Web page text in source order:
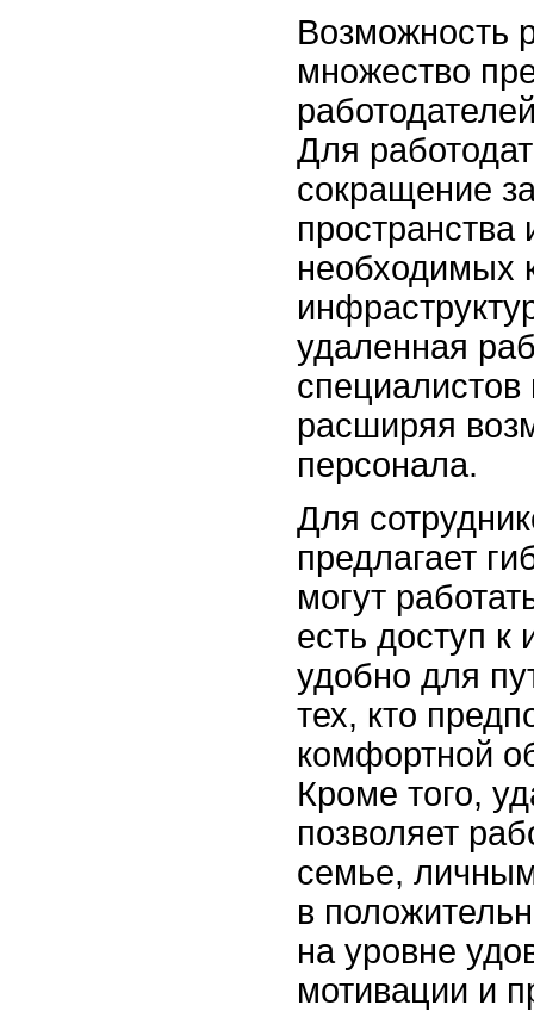
Возможность
множество
Для
сокращение
необходимых
удаленная
расширяя
персонала.
Для
предлагает
могут
есть доступ к
удобно для
тех, кто
комфортной
Кроме того,
позволяет
семье,
в
на уровне
мотивации и